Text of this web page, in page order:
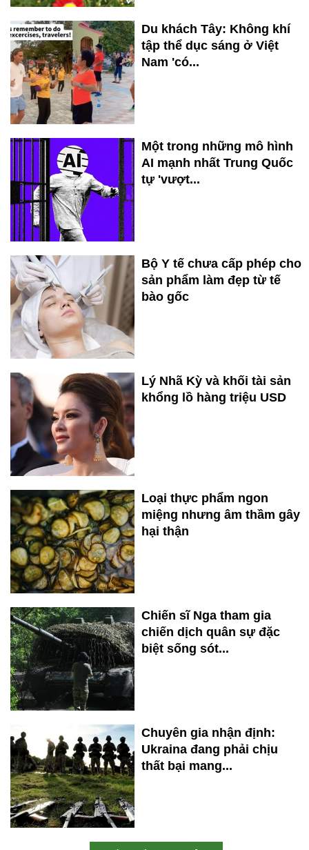
Du khách Tây: Không khí
tập thể dục sáng ở Việt
Nam 'có...
Một trong những mô hình
AI mạnh nhất Trung Quốc
tự 'vượt...
Bộ Y tế chưa cấp phép cho
sản phẩm làm đẹp từ tế
bào gốc
Lý Nhã Kỳ và khối tài sản
khổng lồ hàng triệu USD
Loại thực phẩm ngon
miệng nhưng âm thầm gây
hại thận
Chiến sĩ Nga tham gia
chiến dịch quân sự đặc
biệt sống sót...
Chuyên gia nhận định:
Ukraina đang phải chịu
thất bại mang...